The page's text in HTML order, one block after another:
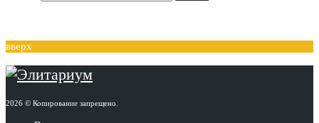
вверх
2026 © Копирование запрещено.